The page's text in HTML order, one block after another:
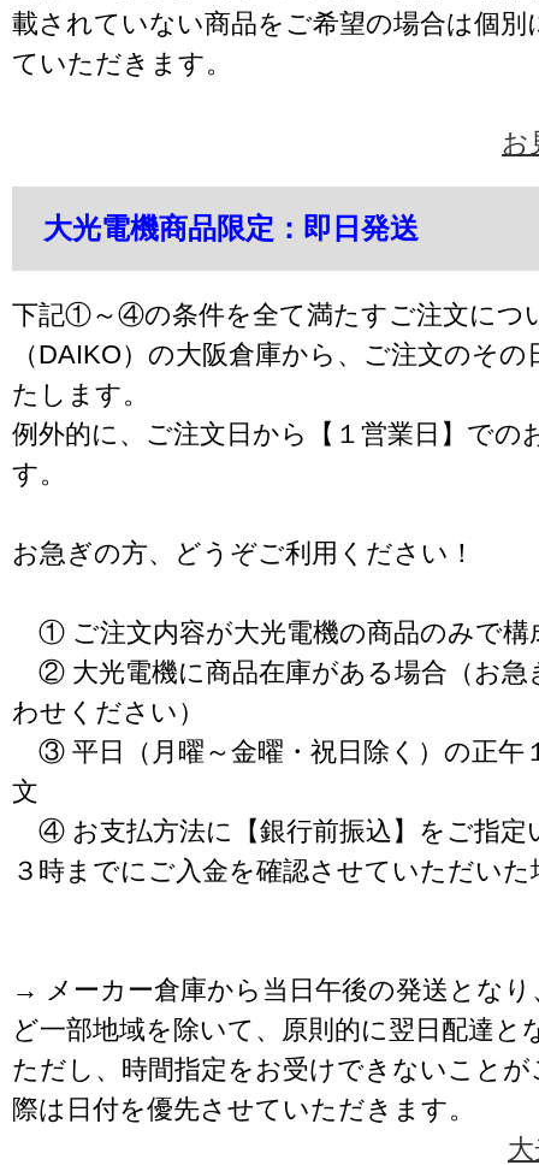
載されていない商品をご希望の場合は個別
ていただきます。
お
大光電機商品限定：即日発送
下記①～④の条件を全て満たすご注文につ
（DAIKO）の大阪倉庫から、ご注文のそ
たします。
例外的に、ご注文日から【１営業日】での
す。
お急ぎの方、どうぞご利用ください！
① ご注文内容が大光電機の商品のみで構
② 大光電機に商品在庫がある場合（お急
わせください）
③ 平日（月曜～金曜・祝日除く）の正午
文
④ お支払方法に【銀行前振込】をご指定
３時までにご入金を確認させていただいた
→ メーカー倉庫から当日午後の発送となり
ど一部地域を除いて、原則的に翌日配達と
ただし、時間指定をお受けできないこと
際は日付を優先させていただきます。